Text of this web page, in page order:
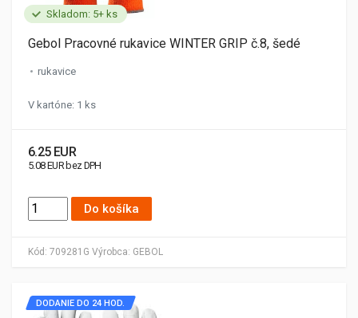
Skladom: 5+ ks
Kód: 709281G Výrobca: GEBOL
Gebol Pracovné rukavice WINTER GRIP č.8, šedé
rukavice
V kartóne: 1 ks
6.25 EUR
5.08 EUR bez DPH
Do košíka
DODANIE DO 24 HOD.